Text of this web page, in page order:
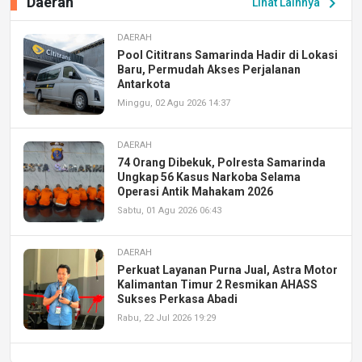
DAERAH
Pool Cititrans Samarinda Hadir di Lokasi
Baru, Permudah Akses Perjalanan
Antarkota
Minggu, 02 Agu 2026 14:37
DAERAH
74 Orang Dibekuk, Polresta Samarinda
Ungkap 56 Kasus Narkoba Selama
Operasi Antik Mahakam 2026
Sabtu, 01 Agu 2026 06:43
DAERAH
Perkuat Layanan Purna Jual, Astra Motor
Kalimantan Timur 2 Resmikan AHASS
Sukses Perkasa Abadi
Rabu, 22 Jul 2026 19:29